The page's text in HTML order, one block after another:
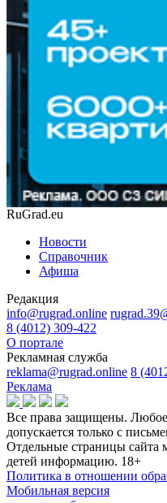
RuGrad.eu
Новости
Справочник
Афиша
Редакция
info@rugrad.online
8 (4012) 309-422
О портале
Рекламная служба
reklama@rugrad.online 8
Реклама
Все права защищены. Любое
допускается только с
Отдельные страницы сайта
детей информацию. 18+
Политика в отношении
Мобильная версия